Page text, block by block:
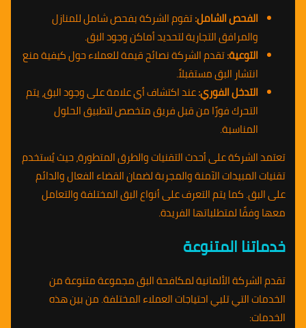
الفحص الشامل:تقوم الشركة بفحص شامل للمنازل
والمرافق التجارية لتحديد أماكن وجود البق.
التوعية:تقدم الشركة نصائح قيمة للعملاء حول كيفية منع
انتشار البق مستقبلاً.
التدخل الفوري:عند اكتشاف أي علامة على وجود البق، يتم
التحرك فورًا من قبل فريق متخصص لتطبيق الحلول
المناسبة.
تعتمد الشركة على أحدث التقنيات والطرق المتطورة، حيث يُستخدم
تقنيات المبيدات الآمنة والمجربة لضمان القضاء الفعال والدائم
على البق. كما يتم التعرف على أنواع البق المختلفة والتعامل
معها وفقًا لمتطلباتها الفريدة.
خدماتنا المتنوعة
تقدم الشركة الألمانية لمكافحة البق مجموعة متنوعة من
الخدمات التي تلبي احتياجات العملاء المختلفة. من بين هذه
الخدمات: